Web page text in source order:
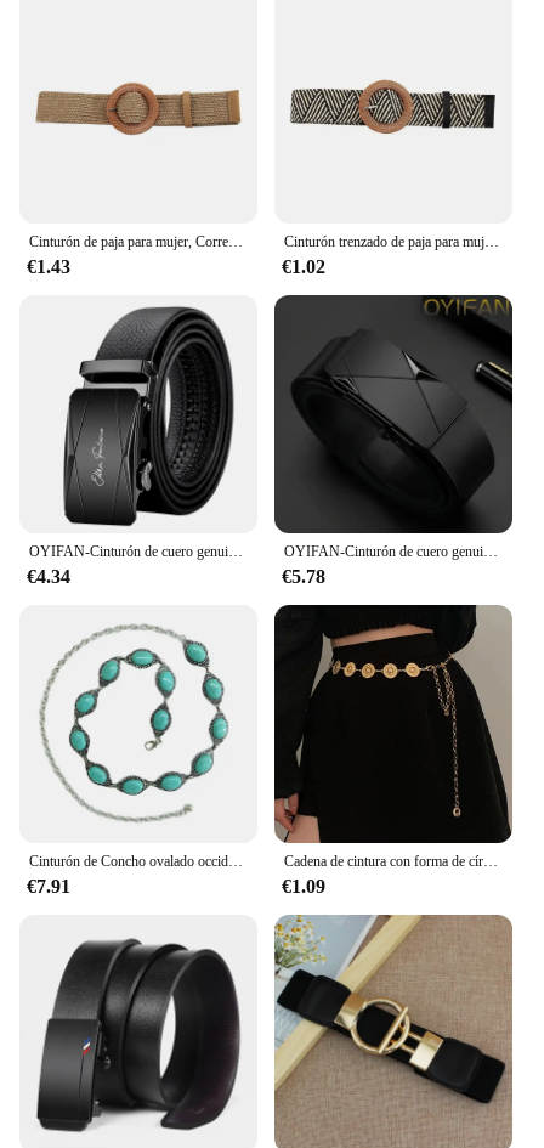
Cinturón de paja para mujer, Correa ancha informal, Bohemia, trenzada, hebilla elástica, Verano
€1.43
Cinturón trenzado de paja para mujer, tejido de PP, estilo playero, cintura elástica ancha, vestido bohemio, cinturón decorativo para vacaciones, novedad de verano
€1.02
OYIFAN-Cinturón de cuero genuino para hombre, correa de trinquete con hebilla de aleación, automática, de diseñador
€4.34
OYIFAN-Cinturón de cuero genuino para hombre, correa de trinquete con hebilla automática, ajuste aleatorio
€5.78
Cinturón de Concho ovalado occidental bohemio, cinturón de cadena de piedra turquesa grande, de Metal plateado pretina, Retro, traje de vaquera Boho, accesorio de vaquero
€7.91
Cadena de cintura con forma de círculo para mujer, cinturón de aleación de diseño artístico, elegante y moderno, estilo bohemio, Steampunk
€1.09